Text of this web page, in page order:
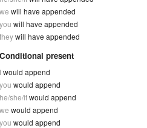
we will have appended
you will have appended
theywill have appended
Conditional present
Iwould append
you would append
he/she/itwould append
we would append
you would append